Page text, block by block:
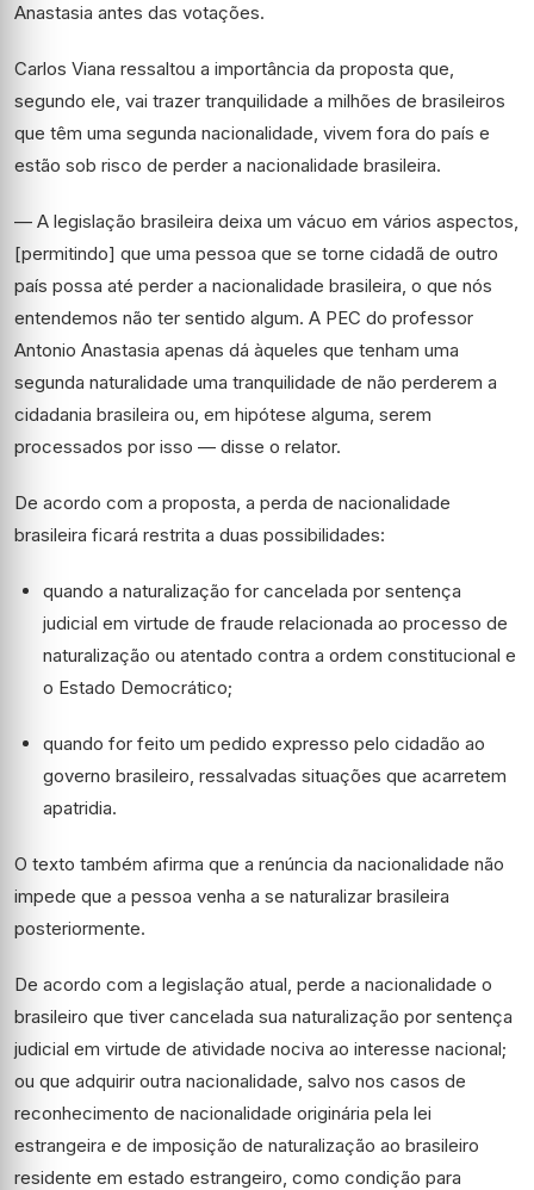
Anastasia antes das votações.
Carlos Viana ressaltou a importância da proposta que,
segundo ele, vai trazer tranquilidade a milhões de brasileiros
que têm uma segunda nacionalidade, vivem fora do país e
estão sob risco de perder a nacionalidade brasileira.
— A legislação brasileira deixa um vácuo em vários aspectos,
[permitindo] que uma pessoa que se torne cidadã de outro
país possa até perder a nacionalidade brasileira, o que nós
entendemos não ter sentido algum. A PEC do professor
Antonio Anastasia apenas dá àqueles que tenham uma
segunda naturalidade uma tranquilidade de não perderem a
cidadania brasileira ou, em hipótese alguma, serem
processados por isso — disse o relator.
De acordo com a proposta, a perda de nacionalidade
brasileira ficará restrita a duas possibilidades:
quando a naturalização for cancelada por sentença
judicial em virtude de fraude relacionada ao processo de
naturalização ou atentado contra a ordem constitucional e
o Estado Democrático;
quando for feito um pedido expresso pelo cidadão ao
governo brasileiro, ressalvadas situações que acarretem
apatridia.
O texto também afirma que a renúncia da nacionalidade não
impede que a pessoa venha a se naturalizar brasileira
posteriormente.
De acordo com a legislação atual, perde a nacionalidade o
brasileiro que tiver cancelada sua naturalização por sentença
judicial em virtude de atividade nociva ao interesse nacional;
ou que adquirir outra nacionalidade, salvo nos casos de
reconhecimento de nacionalidade originária pela lei
estrangeira e de imposição de naturalização ao brasileiro
residente em estado estrangeiro, como condição para